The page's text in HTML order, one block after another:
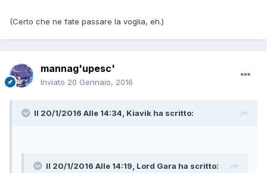
(Certo che ne fate passare la voglia, eh.)
mannag'upesc'
Inviato 20 Gennaio, 2016
Il 20/1/2016 Alle 14:34, Kiavik ha scritto:
Il 20/1/2016 Alle 14:19, Lord Gara ha scritto: